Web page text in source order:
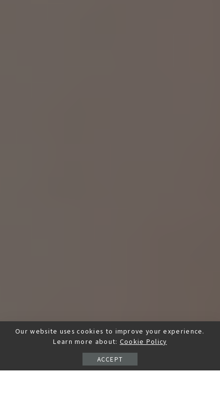
Our website uses cookies to improve your experience.
Learn more about: Cookie Policy
ACCEPT